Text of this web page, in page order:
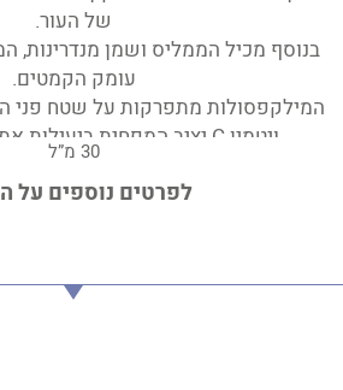
של העור.
בנוסף מכיל הממליס ושמן מנדרינות,
עומק הקמטים.
המילקפסולות מתפרקות על שטח פני
ויטמין C יציב המפחית ביעילות את עומק הקמטים.
30 מ”ל
לפרטים נוספים על